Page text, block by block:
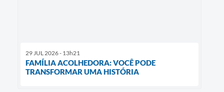
29 JUL 2026 - 13h21
FAMÍLIA ACOLHEDORA: VOCÊ PODE
TRANSFORMAR UMA HISTÓRIA